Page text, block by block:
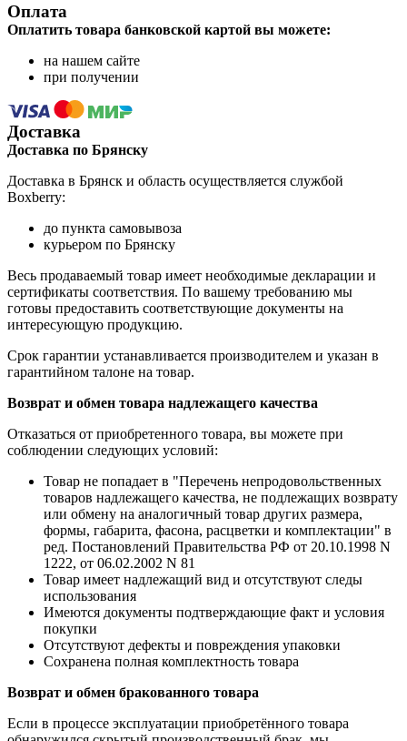
Оплата
Оплатить товара банковской картой вы можете:
на нашем сайте
при получении
Доставка
Доставка по Брянску
Доставка в Брянск и область осуществляется службой
Boxberry:
до пункта самовывоза
курьером по Брянску
Весь продаваемый товар имеет необходимые декларации и
сертификаты соответствия. По вашему требованию мы
готовы предоставить соответствующие документы на
интересующую продукцию.
Срок гарантии устанавливается производителем и указан в
гарантийном талоне на товар.
Возврат и обмен товара надлежащего качества
Отказаться от приобретенного товара, вы можете при
соблюдении следующих условий:
Товар не попадает в "Перечень непродовольственных
товаров надлежащего качества, не подлежащих возврату
или обмену на аналогичный товар других размера,
формы, габарита, фасона, расцветки и комплектации" в
ред. Постановлений Правительства РФ от 20.10.1998 N
1222, от 06.02.2002 N 81
Товар имеет надлежащий вид и отсутствуют следы
использования
Имеются документы подтверждающие факт и условия
покупки
Отсутствуют дефекты и повреждения упаковки
Сохранена полная комплектность товара
Возврат и обмен бракованного товара
Если в процессе эксплуатации приобретённого товара